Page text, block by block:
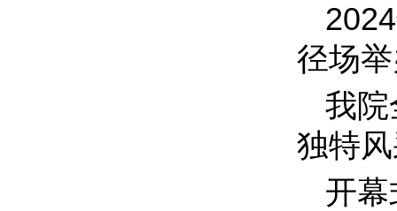
径场
我院
独特
开